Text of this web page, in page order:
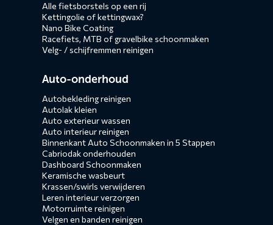
Alle fietsborstels op een rij
Kettingolie of kettingwax?
Nano Bike Coating
Racefiets, MTB of gravelbike schoonmaken
Velg- / schijfremmen reinigen
Auto-onderhoud
Autobekleding reinigen
Autolak kleien
Auto exterieur wassen
Auto interieur reinigen
Binnenkant Auto Schoonmaken in 5 Stappen
Cabriodak onderhouden
Dashboard Schoonmaken
Keramische wasbeurt
Krassen/swirls verwijderen
Leren interieur verzorgen
Motorruimte reinigen
Velgen en banden reinigen